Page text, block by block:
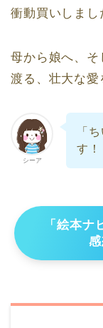
衝動買いしまし
母から娘へ、
渡る、壮大な愛
シーア
「
す！
「絵本